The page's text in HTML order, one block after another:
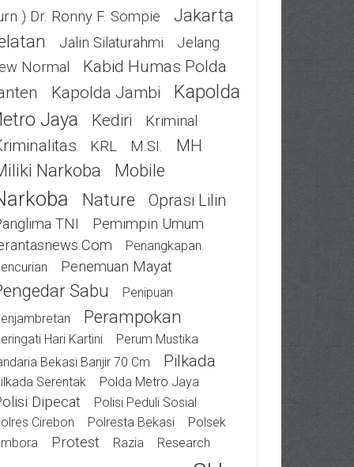
) Dr. Ronny F. Sompie
Jakarta
Jalin Silaturahmi
Jelang
Normal
Kabid Humas Polda
Kapolda Jambi
Kapolda
Jaya
Kediri Kriminal
KRL M.SI. MH
Narkoba Mobile
Nature Oprasi Lilin
TNI
Pemimpin Umum
Penangkapan
Penemuan Mayat
Sabu
Penipuan
Perampokan
Hari Kartini
Perum Mustika
Bekasi Banjir 70 Cm
Pilkada
Serentak Polda Metro Jaya
Dipecat
Polisi Peduli Sosial
Cirebon
Polresta Bekasi
Polsek
Protest Razia Research